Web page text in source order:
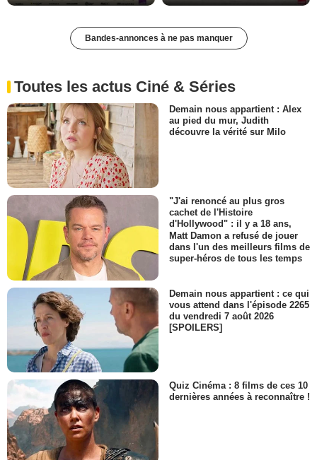
Bandes-annonces à ne pas manquer
Toutes les actus Ciné & Séries
Demain nous appartient : Alex
au pied du mur, Judith
découvre la vérité sur Milo
"J'ai renoncé au plus gros
cachet de l'Histoire
d'Hollywood" : il y a 18 ans,
Matt Damon a refusé de jouer
dans l'un des meilleurs films de
super-héros de tous les temps
Demain nous appartient : ce qui
vous attend dans l'épisode 2265
du vendredi 7 août 2026
[SPOILERS]
Quiz Cinéma : 8 films de ces 10
dernières années à reconnaître !